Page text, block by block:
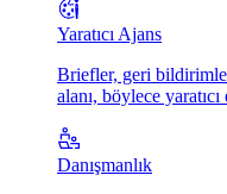
Yaratıcı Ajans
Briefler, geri
alanı, böylece
Danışmanlık